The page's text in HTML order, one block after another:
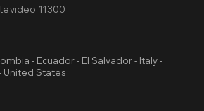
11300
- Ecuador - El Salvador - Italy -
United States